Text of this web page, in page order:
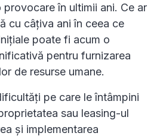
provocare în ultimii ani. Ce ar
cu câțiva ani în ceea ce
poate fi acum o
pentru furnizarea
de resurse umane.
pe care le întâmpini
sau leasing-ul
și implementarea